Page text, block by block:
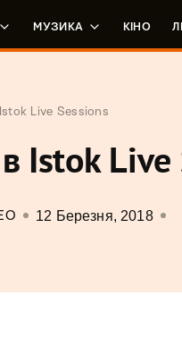
МУЗИКА КІНО
Live Sessions
Istok Live
12 Березня, 2018